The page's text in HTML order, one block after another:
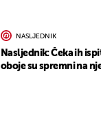
NASLJEDNIK
Nasljednik: Čeka ih
oboje su spremni na